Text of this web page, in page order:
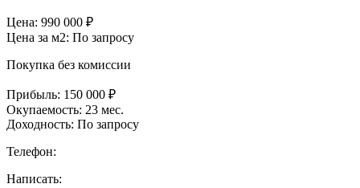
Цена: 990 000 ₽
Цена за м2: По запросу
Покупка без комиссии
Прибыль: 150 000 ₽
Окупаемость: 23 мес.
Доходность: По запросу
Телефон:
Написать: